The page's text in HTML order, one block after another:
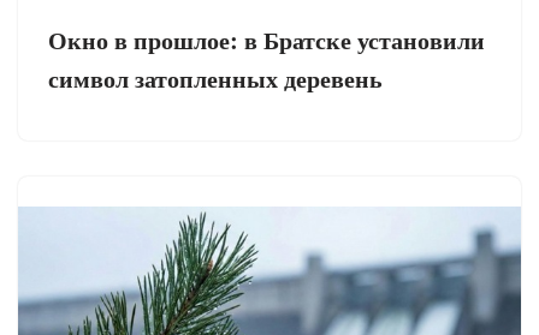
Окно в прошлое: в Братске установили
символ затопленных деревень